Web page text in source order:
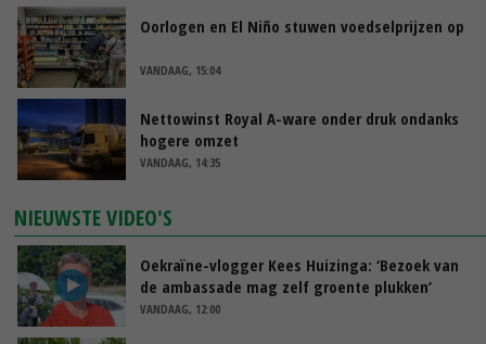
Oorlogen en El Niño stuwen voedselprijzen op
VANDAAG, 15:04
Nettowinst Royal A-ware onder druk ondanks
hogere omzet
VANDAAG, 14:35
NIEUWSTE VIDEO'S
Oekraïne-vlogger Kees Huizinga: ‘Bezoek van
de ambassade mag zelf groente plukken’
VANDAAG, 12:00